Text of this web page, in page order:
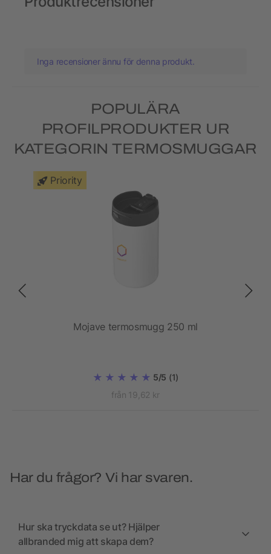
Inga recensioner ännu för denna produkt.
POPULÄRA
PROFILPRODUKTER UR
KATEGORIN TERMOSMUGGAR
Priority
Mojave termosmugg 250 ml
5/5 (1)
från 19,62 kr
Har du frågor? Vi har svaren.
Hur ska tryckdata se ut? Hjälper
allbranded mig att skapa dem?